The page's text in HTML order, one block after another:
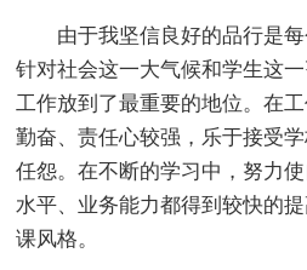
由于我坚信良好的品行是每
针对社会这一大气候和学生这
工作放到了最重要的地位。在工
勤奋、责任心较强，乐于接受
任怨。在不断的学习中，努力
水平、业务能力都得到较快的
课风格。